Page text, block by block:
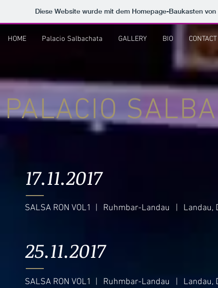
Diese Website wurde mit dem Homepage-Baukasten von
HOME Palacio Salbachata GALLERY BIO CONTACT
PALACIO
17.11.2017
SALSA RON VOL1 | Ruhmbar-Landau | Landau,
25.11.2017
SALSA RON VOL1 | Ruhmbar-Landau | Landau,